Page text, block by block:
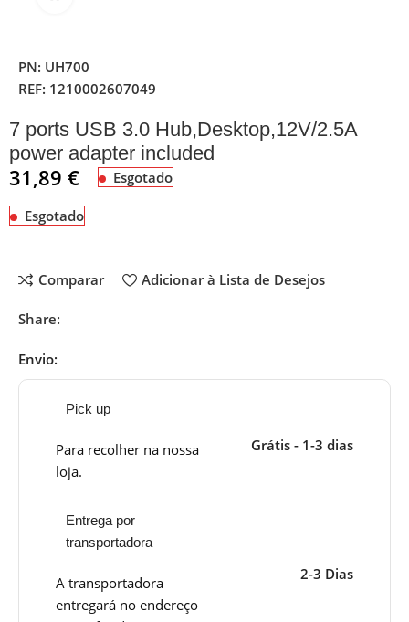
PN: UH700
REF: 1210002607049
7 ports USB 3.0 Hub,Desktop,12V/2.5A
power adapter included
31,89€ Esgotado
Esgotado
Comparar Adicionar à Lista de Desejos
Share:
Envio:
Pick up
Para recolher na nossa
loja.
Grátis - 1-3 dias
Entrega por
transportadora
A transportadora
entregará no endereço
2-3 Dias